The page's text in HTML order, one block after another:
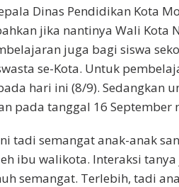
Dinas Pendidikan Kota
jika nantinya Wali Kota
juga bagi siswa
se-Kota. Untuk
hari ini (8/9). Sedangkan
pada tanggal 16 September
tadi semangat anak-anak
ibu walikota. Interaksi
semangat. Terlebih, tadi